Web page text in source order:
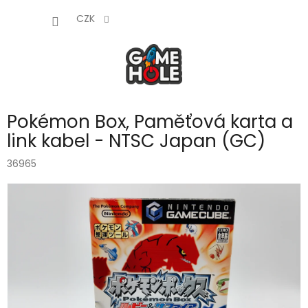
CZK
Pokémon Box, Paměťová karta a
link kabel - NTSC Japan (GC)
36965